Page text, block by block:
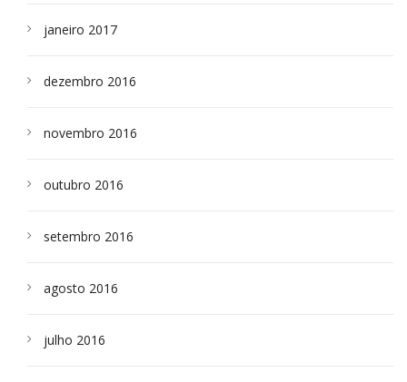
janeiro 2017
dezembro 2016
novembro 2016
outubro 2016
setembro 2016
agosto 2016
julho 2016